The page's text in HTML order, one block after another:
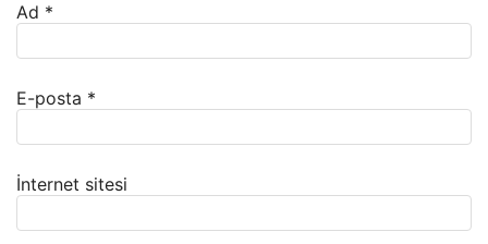
Ad *
E-posta *
İnternet sitesi